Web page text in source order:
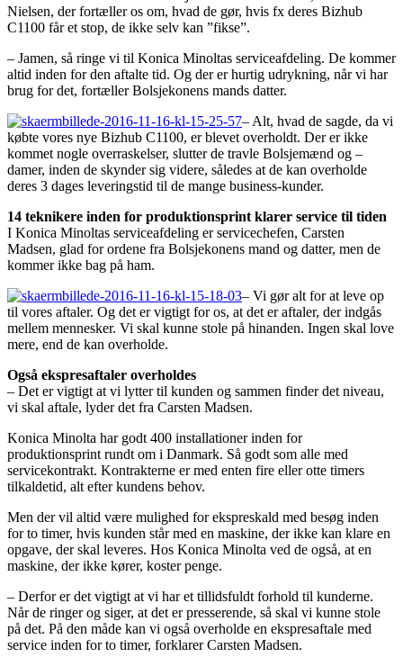
Nielsen, der fortæller os om, hvad de gør, hvis fx deres Bizhub
C1100 får et stop, de ikke selv kan ”fikse”.
– Jamen, så ringe vi til Konica Minoltas serviceafdeling. De kommer
altid inden for den aftalte tid. Og der er hurtig udrykning, når vi har
brug for det, fortæller Bolsjekonens mands datter.
– Alt, hvad de sagde, da vi
købte vores nye Bizhub C1100, er blevet overholdt. Der er ikke
kommet nogle overraskelser, slutter de travle Bolsjemænd og –
damer, inden de skynder sig videre, således at de kan overholde
deres 3 dages leveringstid til de mange business-kunder.
14 teknikere inden for produktionsprint klarer service til tiden
I Konica Minoltas serviceafdeling er servicechefen, Carsten
Madsen, glad for ordene fra Bolsjekonens mand og datter, men de
kommer ikke bag på ham.
– Vi gør alt for at leve op
til vores aftaler. Og det er vigtigt for os, at det er aftaler, der indgås
mellem mennesker. Vi skal kunne stole på hinanden. Ingen skal love
mere, end de kan overholde.
Også ekspresaftaler overholdes
– Det er vigtigt at vi lytter til kunden og sammen finder det niveau,
vi skal aftale, lyder det fra Carsten Madsen.
Konica Minolta har godt 400 installationer inden for
produktionsprint rundt om i Danmark. Så godt som alle med
servicekontrakt. Kontrakterne er med enten fire eller otte timers
tilkaldetid, alt efter kundens behov.
Men der vil altid være mulighed for ekspreskald med besøg inden
for to timer, hvis kunden står med en maskine, der ikke kan klare en
opgave, der skal leveres. Hos Konica Minolta ved de også, at en
maskine, der ikke kører, koster penge.
– Derfor er det vigtigt at vi har et tillidsfuldt forhold til kunderne.
Når de ringer og siger, at det er presserende, så skal vi kunne stole
på det. På den måde kan vi også overholde en ekspresaftale med
service inden for to timer, forklarer Carsten Madsen.